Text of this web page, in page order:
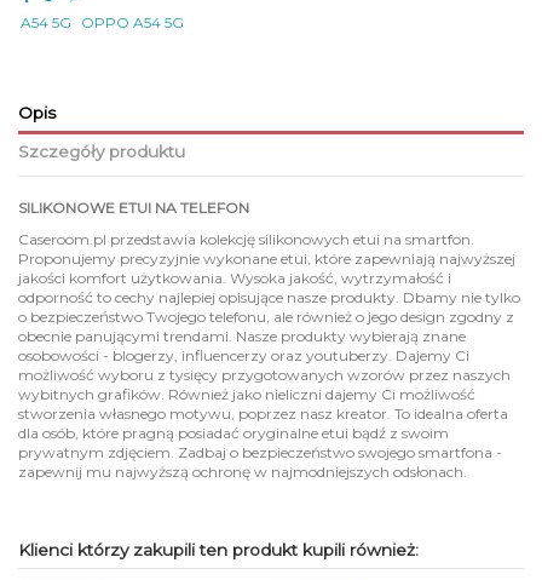
A54 5G OPPO A54 5G
Opis
Szczegóły produktu
SILIKONOWE ETUI NA TELEFON
Caseroom.pl przedstawia kolekcję silikonowych etui na smartfon.
Proponujemy precyzyjnie wykonane etui, które zapewniają najwyższej
jakości komfort użytkowania. Wysoka jakość, wytrzymałość i
odporność to cechy najlepiej opisujące nasze produkty. Dbamy nie tylko
o bezpieczeństwo Twojego telefonu, ale również o jego design zgodny z
obecnie panującymi trendami. Nasze produkty wybierają znane
osobowości - blogerzy, influencerzy oraz youtuberzy. Dajemy Ci
możliwość wyboru z tysięcy przygotowanych wzorów przez naszych
wybitnych grafików. Również jako nieliczni dajemy Ci możliwość
stworzenia własnego motywu, poprzez nasz kreator. To idealna oferta
dla osób, które pragną posiadać oryginalne etui bądź z swoim
prywatnym zdjęciem. Zadbaj o bezpieczeństwo swojego smartfona -
zapewnij mu najwyższą ochronę w najmodniejszych odsłonach.
Klienci którzy zakupili ten produkt kupili również: